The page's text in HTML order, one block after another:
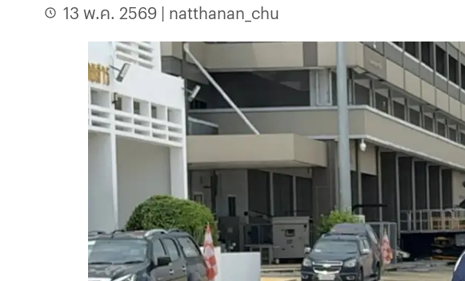
13 พ.ค. 2569 | natthanan_chu